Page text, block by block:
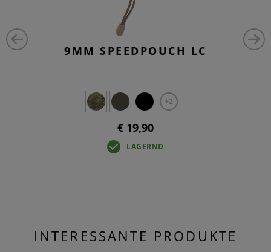
9MM SPEEDPOUCH LC
+2
€ 19,90
LAGERND
INTERESSANTE PRODUKTE